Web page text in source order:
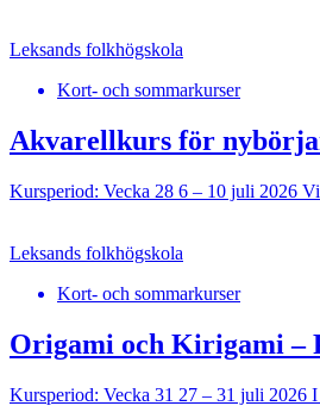
Leksands folkhögskola
Kort- och sommarkurser
Akvarellkurs för
Kursperiod: Vecka 28 6 – 10 juli 2026
Leksands folkhögskola
Kort- och sommarkurser
Origami och Kirigami –
Kursperiod: Vecka 31 27 – 31 juli 2026